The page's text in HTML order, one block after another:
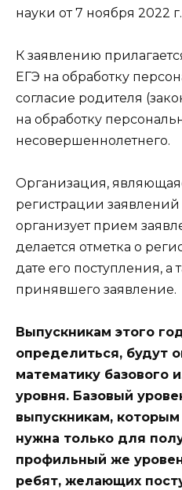
науки от 7 ноября 2022
К заявлению
ЕГЭ на обработку
согласие родителя
на обработку
несовершеннолетнего.
Организация,
регистрации
организует прием
делается отметка о
дате его поступления,
принявшего заявление.
Выпускникам этого
определиться, будут
математику базового
уровня. Базовый
выпускникам,
нужна только для
профильный же
ребят, желающих